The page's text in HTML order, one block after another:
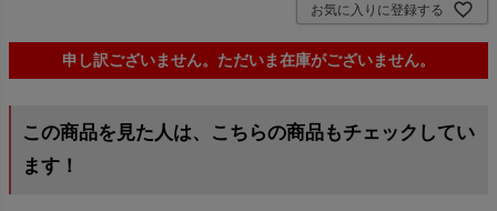
お気に入りに登録する
申し訳ございません。ただいま在庫がございません。
この商品を見た人は、こちらの商品もチェックしてい
ます！